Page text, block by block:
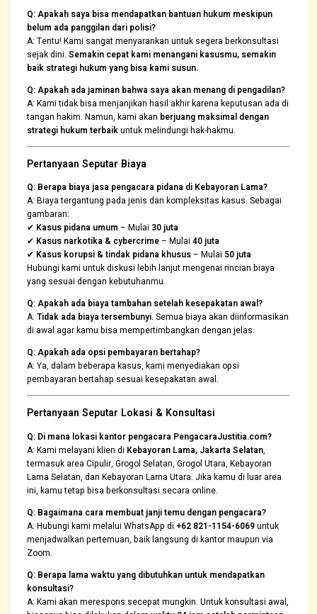
Q: Apakah saya bisa mendapatkan bantuan hukum meskipun
belum ada panggilan dari polisi?
A: Tentu! Kami sangat menyarankan untuk segera berkonsultasi
sejak dini.Semakin cepat kami menangani kasusmu, semakin
baik strategi hukum yang bisa kami susun.
Q: Apakah ada jaminan bahwa saya akan menang di pengadilan?
A: Kami tidak bisa menjanjikan hasil akhir karena keputusan ada di
tangan hakim. Namun, kami akan berjuang maksimal dengan
strategi hukum terbaikuntuk melindungi hak-hakmu.
Pertanyaan Seputar Biaya
Q: Berapa biaya jasa pengacara pidana di Kebayoran Lama?
A: Biaya tergantung pada jenis dan kompleksitas kasus. Sebagai
gambaran:
✔ Kasus pidana umum – Mulai 30 juta
✔ Kasus narkotika & cybercrime– Mulai40 juta
✔ Kasus korupsi & tindak pidana khusus– Mulai 50 juta
Hubungi kami untuk diskusi lebih lanjut mengenai rincian biaya
yang sesuai dengan kebutuhanmu.
Q: Apakah ada biaya tambahan setelah kesepakatan awal?
A:Tidak ada biaya tersembunyi.Semua biaya akan diinformasikan
di awal agar kamu bisa mempertimbangkan dengan jelas.
Q: Apakah ada opsi pembayaran bertahap?
A: Ya, dalam beberapa kasus, kami menyediakan opsi
pembayaran bertahap sesuai kesepakatan awal.
Pertanyaan Seputar Lokasi & Konsultasi
Q: Di mana lokasi kantor pengacara PengacaraJustitia.com?
A: Kami melayani klien di Kebayoran Lama, Jakarta Selatan,
termasuk area Cipulir, Grogol Selatan, Grogol Utara, Kebayoran
Lama Selatan, dan Kebayoran Lama Utara. Jika kamu di luar area
ini, kamu tetap bisa berkonsultasi secara online.
Q: Bagaimana cara membuat janji temu dengan pengacara?
A: Hubungi kami melalui WhatsApp di+62 821-1154-6069untuk
menjadwalkan pertemuan, baik langsung di kantor maupun via
Zoom.
Q: Berapa lama waktu yang dibutuhkan untuk mendapatkan
konsultasi?
A: Kami akan merespons secepat mungkin. Untuk konsultasi awal,